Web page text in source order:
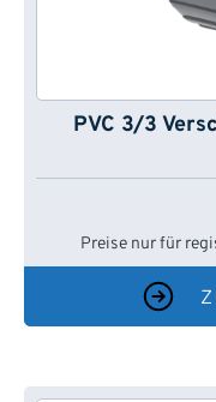
PVC 3/3
Preise nur für